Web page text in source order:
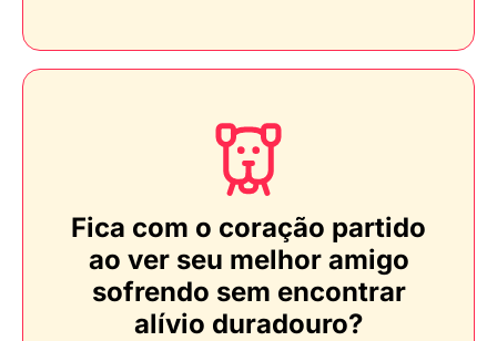
Fica com o coração partido
ao ver seu melhor amigo
sofrendo sem encontrar
alívio duradouro?